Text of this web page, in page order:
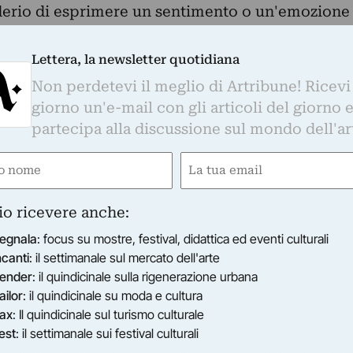
di esprimere un sentimento o un'emozione
che lo spinge a impugnare la matita, il
computer.
si trasferisce presto all'estero traendone
in giovane età, la studia e ne comincia a
vari progetti musicali. Suona il basso con
con gruppi grunge, folk, cover e
calderone che è la scena underground
e perché no, mondiale.
certa consapevolezza, ricerca uno stile
progetti musicali individuali sia in ambito
la musica che generalmente
Lettera, la newsletter quotidiana
Non perdetevi il meglio di Artribune!
giorno un'e-mail con gli articoli del giorno
partecipa alla discussione sul mondo
Email
ricevere anche:
: focus su mostre, festival, didattica ed eventi culturali
: il settimanale sul mercato dell'arte
: il quindicinale sulla rigenerazione urbana
: il quindicinale su moda e cultura
: Il quindicinale sul turismo culturale
: il settimanale sui festival culturali